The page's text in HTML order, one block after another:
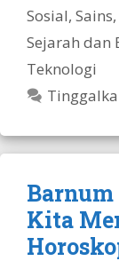
Sosial,
Sejarah dan
Teknologi
Kita